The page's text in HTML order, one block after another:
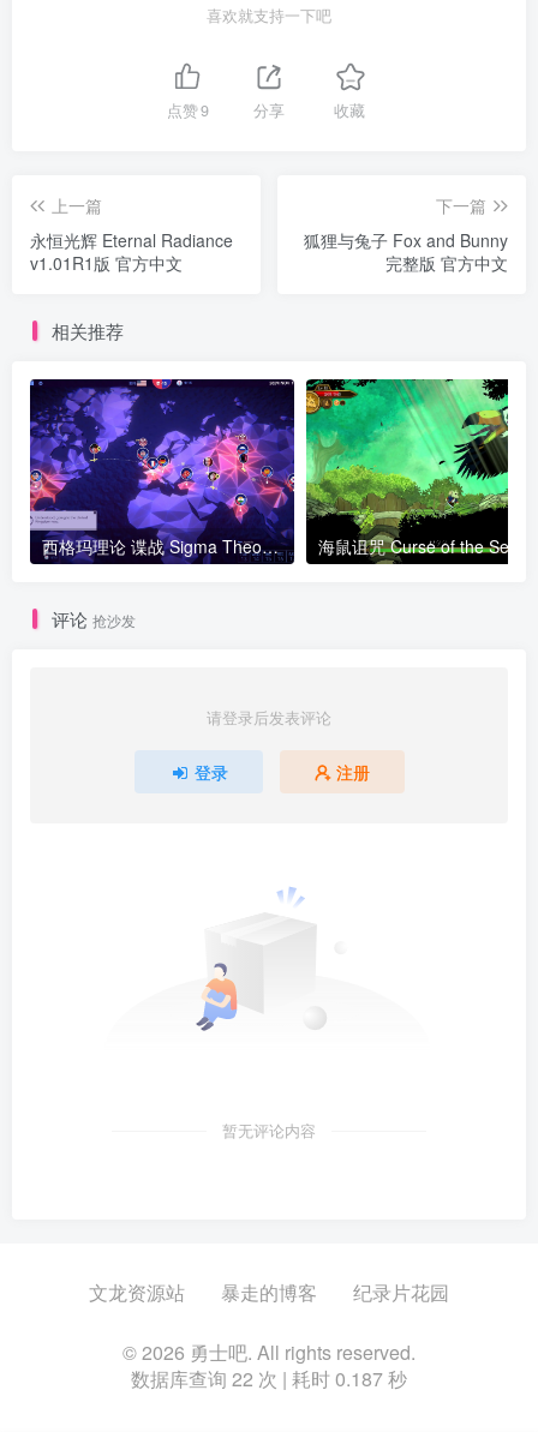
喜欢就支持一下吧
点赞9 分享 收藏
上一篇
永恒光辉 Eternal Radiance
v1.01R1版 官方中文
下一篇
狐狸与兔子 Fox and Bunny
完整版 官方中文
相关推荐
西格玛理论 谍战 Sigma Theory Global Cold War
评论 抢沙发
请登录后发表评论
登录 注册
暂无评论内容
文龙资源站 暴走的博客 纪录片花园
© 2026 勇士吧. All rights reserved.
数据库查询 22 次 | 耗时 0.187 秒